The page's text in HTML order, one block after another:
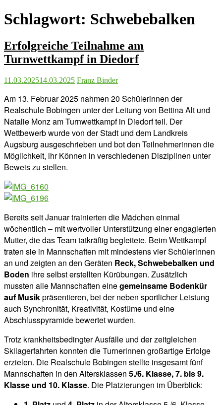
Schlagwort: Schwebebalken
Erfolgreiche Teilnahme am
Turnwettkampf in Diedorf
11.03.202514.03.2025 Franz Binder
Am 13. Februar 2025 nahmen 20 Schülerinnen der
Realschule Bobingen unter der Leitung von Bettina Alt und
Natalie Monz am Turnwettkampf in Diedorf teil. Der
Wettbewerb wurde von der Stadt und dem Landkreis
Augsburg ausgeschrieben und bot den Teilnehmerinnen die
Möglichkeit, ihr Können in verschiedenen Disziplinen unter
Beweis zu stellen.
Bereits seit Januar trainierten die Mädchen einmal
wöchentlich – mit wertvoller Unterstützung einer engagierten
Mutter, die das Team tatkräftig begleitete. Beim Wettkampf
traten sie in Mannschaften mit mindestens vier Schülerinnen
an und zeigten an den Geräten Reck, Schwebebalken und
Boden ihre selbst erstellten Kürübungen. Zusätzlich
mussten alle Mannschaften einegemeinsame Bodenkür
auf Musikpräsentieren, bei der neben sportlicher Leistung
auch Synchronität, Kreativität, Kostüme und eine
Abschlusspyramide bewertet wurden.
Trotz krankheitsbedingter Ausfälle und der zeitgleichen
Skilagerfahrten konnten die Turnerinnen großartige Erfolge
erzielen. Die Realschule Bobingen stellte insgesamt fünf
Mannschaften in den Altersklassen 5./6. Klasse, 7. bis 9.
Klasse und 10. Klasse. Die Platzierungen im Überblick: